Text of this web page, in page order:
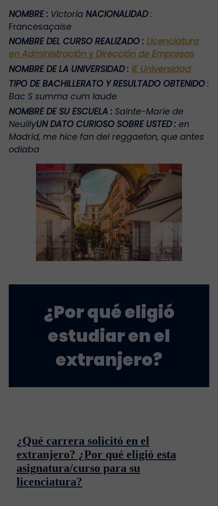
NOMBRE: Victoria NACIONALIDAD:
Francesaçaise
NOMBRE DEL CURSO REALIZADO : Licenciatura
en Administración y Dirección de Empresas
NOMBRE DE LA UNIVERSIDAD: IE Universidad
TIPO DE BACHILLERATO Y RESULTADO OBTENIDO :
Bac S summa cum laude
NOMBRE DE SU ESCUELA : Sainte-Marie de
NeuillyUN DATO CURIOSO SOBRE USTED : en
Madrid, me hice fan del reggaeton, que antes
odiaba
¿Por qué eligió
estudiar en el
extranjero?
¿Qué carrera solicitó en el
extranjero? ¿Por qué eligió esta
asignatura/curso para su
licenciatura?